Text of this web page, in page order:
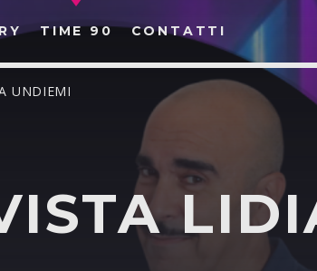
TIME 90 CONTATTI
NEL SITO WEB:
UNDIEMI